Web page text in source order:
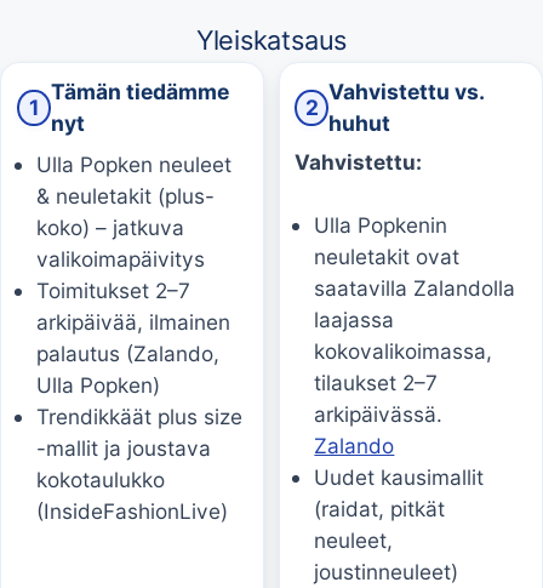
Yleiskatsaus
1
Tämän tiedämme
nyt
Ulla Popken neuleet
& neuletakit (plus-
koko) – jatkuva
valikoimapäivitys
Toimitukset 2–7
arkipäivää, ilmainen
palautus (Zalando,
Ulla Popken)
Trendikkäät plus size
-mallit ja joustava
kokotaulukko
(InsideFashionLive)
2
Vahvistettu vs.
huhut
Vahvistettu:
Ulla Popkenin
neuletakit ovat
saatavilla Zalandolla
laajassa
kokovalikoimassa,
tilaukset 2–7
arkipäivässä.
Zalando
Uudet kausimallit
(raidat, pitkät
neuleet,
joustinneuleet)